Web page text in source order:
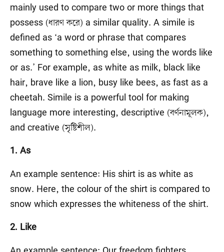
mainly used to compare two or more things that
possess (ধারণ করে) a similar quality. A simile is
defined as ‘a word or phrase that compares
something to something else, using the words like
or as.’ For example, as white as milk, black like
hair, brave like a lion, busy like bees, as fast as a
cheetah. Simile is a powerful tool for making
language more interesting, descriptive (বর্ণনামূলক),
and creative (সৃষ্টিশীল).
1. As
An example sentence: His shirt is as white as
snow. Here, the colour of the shirt is compared to
snow which expresses the whiteness of the shirt.
2. Like